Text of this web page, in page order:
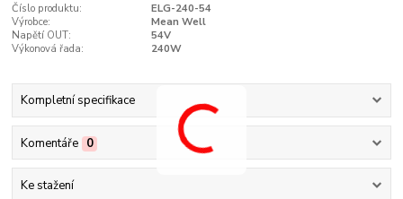
Číslo produktu:
ELG-240-54
Výrobce:
Mean Well
Napětí OUT:
54V
Výkonová řada:
240W
Kompletní specifikace
Komentáře 0
Ke stažení